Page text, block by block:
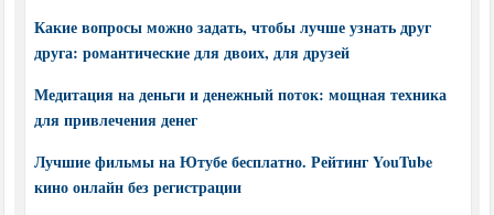
Какие вопросы можно задать, чтобы лучше узнать друг
друга: романтические для двоих, для друзей
Медитация на деньги и денежный поток: мощная техника
для привлечения денег
Лучшие фильмы на Ютубе бесплатно. Рейтинг YouTube
кино онлайн без регистрации